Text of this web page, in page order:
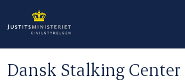
Dansk Stalking Center